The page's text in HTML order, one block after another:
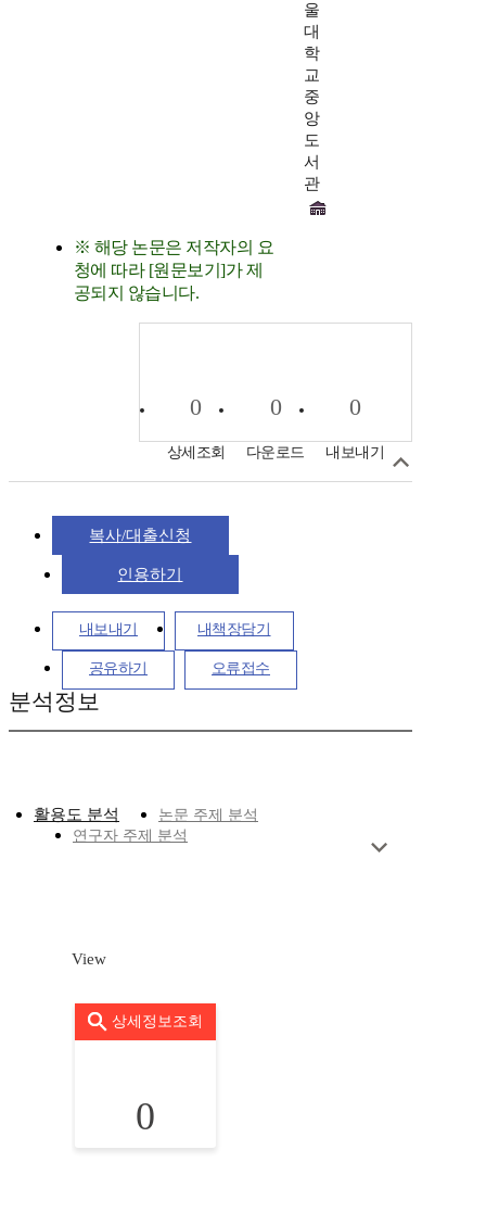
울
대
학
교
중
앙
도
서
관
※ 해당 논문은 저작자의 요
청에 따라 [원문보기]가 제
공되지 않습니다.
0
상세조회
0
다운로드
0
내보내기
복사/대출신청
인용하기
내보내기 내책장담기
공유하기 오류접수
분석정보
활용도 분석
논문 주제 분석
연구자 주제 분석
View
상세정보조회
0